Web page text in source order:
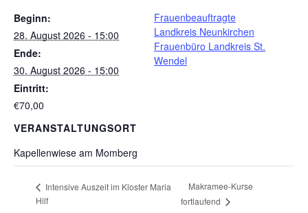
Beginn:
28. August 2026 - 15:00
Ende:
30. August 2026 - 15:00
Eintritt:
€70,00
VERANSTALTUNGSORT
Kapellenwiese am Momberg
Frauenbeauftragte
Landkreis Neunkirchen
Frauenbüro Landkreis St.
Wendel
Intensive Auszeit im Kloster Maria
Hilf
Makramee-Kurse
fortlaufend